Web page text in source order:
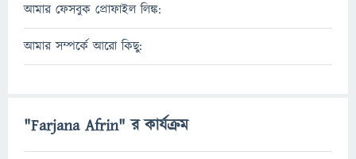
আমার ফেসবুক প্রোফাইল লিঙ্ক:
আমার সম্পর্কে আরো কিছু:
"Farjana Afrin" র কার্যক্রম